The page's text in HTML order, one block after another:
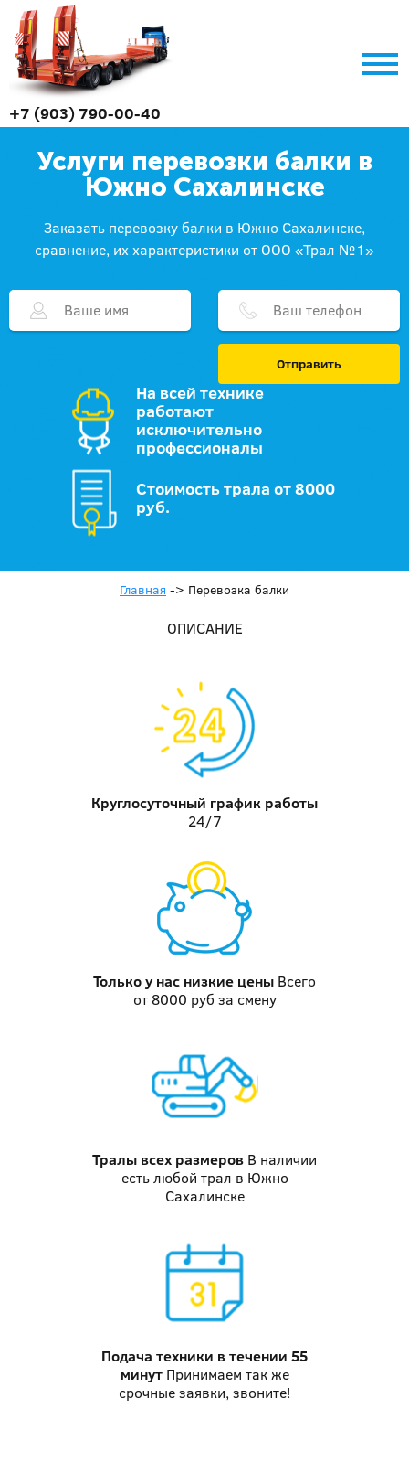
+7 (903) 790-00-40
Услуги перевозки балки в
Южно Сахалинске
Заказать перевозку балки в Южно Сахалинске,
сравнение, их характеристики от ООО «Трал №1»
Отправить
На всей технике
работают
исключительно
профессионалы
Стоимость трала от 8000
руб.
Главная -> Перевозка балки
ОПИСАНИЕ
Круглосуточный график работы
24/7
Только у нас низкие цены Всего
от 8000 руб за смену
Тралы всех размеров В наличии
есть любой трал в Южно
Сахалинске
Подача техники в течении 55
минут Принимаем так же
срочные заявки, звоните!